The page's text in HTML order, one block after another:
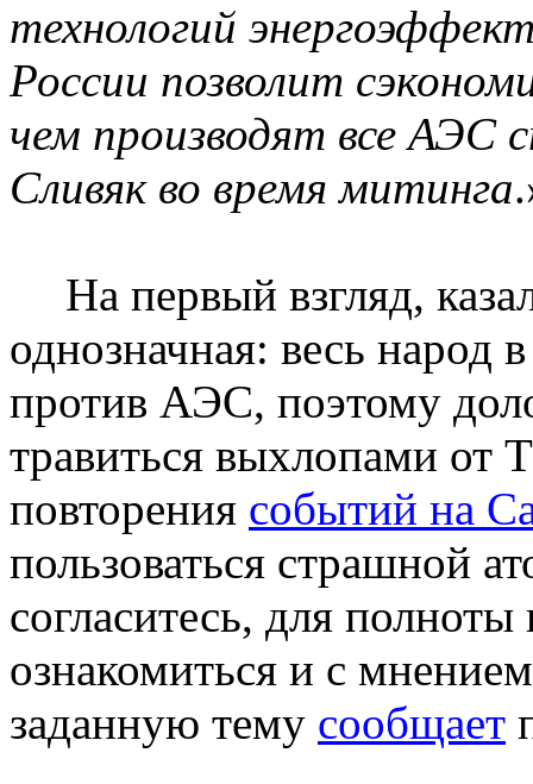
технологий
России позволит
чем производят все АЭС
Сливякво время митинга
На первый взгляд,
однозначная: весь народ
против АЭС, поэтому
травиться выхлопами от
повторения событий на
пользоваться страшной
согласитесь, для
ознакомиться и с
заданную тему сообщает